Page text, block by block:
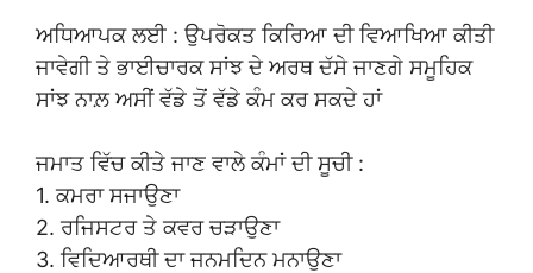
ਅਧਿਆਪਕ ਲਈ : ਉਪਰੋਕਤ ਕਿਰਿਆ ਦੀ ਵਿਆਖਿਆ ਕੀਤੀ
ਜਾਵੇਗੀ ਤੇ ਭਾਈਚਾਰਕ ਸਾਂਝ ਦੇ ਅਰਥ ਦੱਸੇ ਜਾਣਗੇ ਸਮੂਹਿਕ
ਸਾਂਝ ਨਾਲ਼ ਅਸੀਂ ਵੱਡੇ ਤੋਂ ਵੱਡੇ ਕੰਮ ਕਰ ਸਕਦੇ ਹਾਂ
ਜਮਾਤ ਵਿੱਚ ਕੀਤੇ ਜਾਣ ਵਾਲੇ ਕੰਮਾਂ ਦੀ ਸੂਚੀ :
1. ਕਮਰਾ ਸਜਾਉਣਾ
2. ਰਜਿਸਟਰ ਤੇ ਕਵਰ ਚੜਾਉਣਾ
3. ਵਿਦਿਆਰਥੀ ਦਾ ਜਨਮਦਿਨ ਮਨਾਉਣਾ